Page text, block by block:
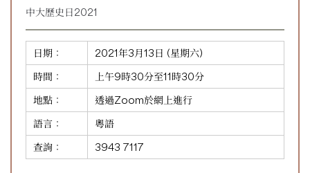
中大歷史日2021
日期：
2021年3月13日 (星期六)
時間：
上午9時30分至11時30分
地點：
透過Zoom於網上進行
語言：
粵語
查詢：
3943 7117